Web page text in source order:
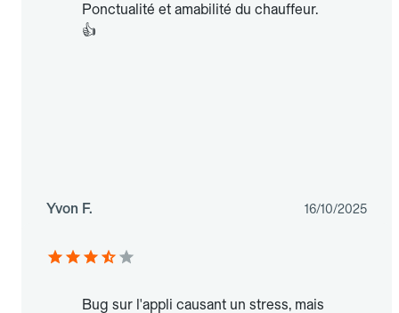
Ponctualité et amabilité du chauffeur.
👍
Yvon F. 16/10/2025
Bug sur l'appli causant un stress, mais